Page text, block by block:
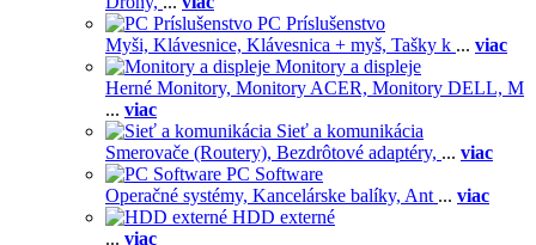
PC Príslušenstvo
Myši, Klávesnice, Klávesnica + myš, Tašky k ... viac
Monitory a displeje
Herné Monitory, Monitory ACER, Monitory DELL, M
... viac
Sieť a komunikácia
Smerovače (Routery), Bezdrôtové adaptéry, ... viac
PC Software
Operačné systémy, Kancelárske balíky, Ant ... viac
HDD externé
... viac